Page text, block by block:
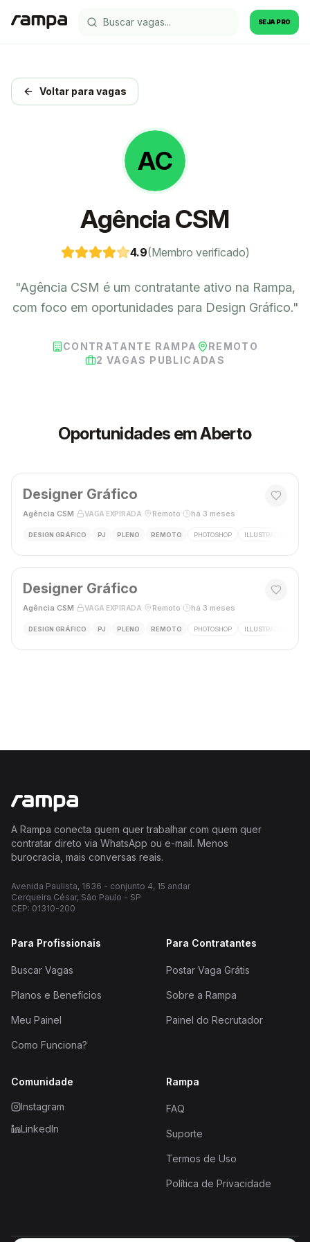
SEJA PRO
Voltar para vagas
AC
Agência CSM
4.9(Membro verificado)
"Agência CSM é um contratante ativo na Rampa,
com foco em oportunidades para Design Gráfico."
CONTRATANTE RAMPA
REMOTO
2 VAGAS PUBLICADAS
Oportunidades em Aberto
Designer Gráfico
Agência CSM VAGA EXPIRADA Remoto há 3 meses
DESIGN GRÁFICO PJ PLENO REMOTO PHOTOSHOP ILLUSTRATOR
Designer Gráfico
Agência CSM VAGA EXPIRADA Remoto há 3 meses
DESIGN GRÁFICO PJ PLENO REMOTO PHOTOSHOP ILLUSTRATOR
A Rampa conecta quem quer trabalhar com quem quer
contratar direto via WhatsApp ou e-mail. Menos
burocracia, mais conversas reais.
Avenida Paulista, 1636 - conjunto 4, 15 andar
Cerqueira César, São Paulo - SP
CEP: 01310-200
Para Profissionais
Buscar Vagas
Planos e Benefícios
Meu Painel
Como Funciona?
Para Contratantes
Postar Vaga Grátis
Sobre a Rampa
Painel do Recrutador
Comunidade
Instagram
LinkedIn
Rampa
FAQ
Suporte
Termos de Uso
Política de Privacidade